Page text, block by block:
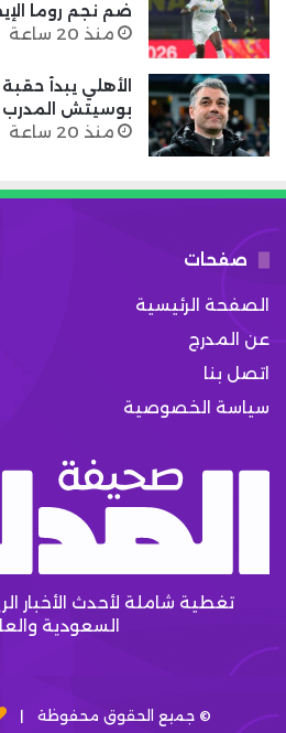
ضم نجم روما
منذ 20 ساعة
الأهلي يبدأ
بوسيتش المدرب
منذ 20 ساعة
صفحات
الصفحة الرئيسية
عن المدرج
اتصل بنا
سياسة الخصوصية
تغطية شاملة لأحدث الأخبار
السعودية
© جميع الحقوق محفوظة |